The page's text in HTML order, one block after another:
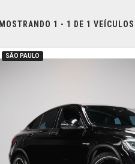
MOSTRANDO 1 - 1 DE 1
SÃO PAULO